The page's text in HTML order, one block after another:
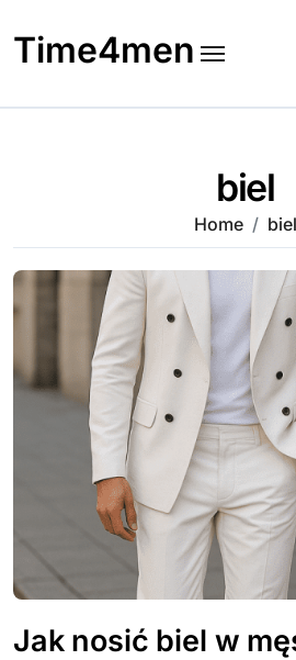
to
content
Time4men
biel
Home biel
Jak nosić biel w